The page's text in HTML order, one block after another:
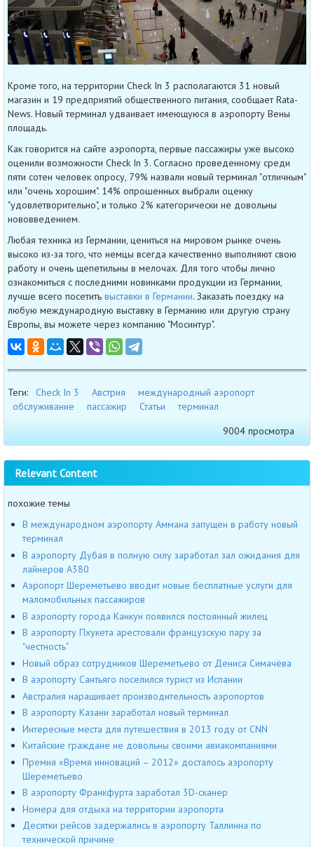
Кроме того, на территории Check In 3 располагаются 31 новый
магазин и 19 предприятий общественного питания, сообщает Rata-
News. Новый терминал удваивает имеющуюся в аэропорту Вены
площадь.
Как говорится на сайте аэропорта, первые пассажиры уже высоко
оценили возможности Check In 3. Согласно проведенному среди
пяти сотен человек опросу, 79% назвали новый терминал "отличным"
или "очень хорошим". 14% опрошенных выбрали оценку
"удовлетворительно", и только 2% категорически не довольны
нововведением.
Любая техника из Германии, цениться на мировом рынке очень
высоко из-за того, что немцы всегда качественно выполняют свою
работу и очень щепетильны в мелочах. Для того чтобы лично
ознакомиться с последними новинками продукции из Германии,
лучше всего посетить выставки в Германии. Заказать поездку на
любую международную выставку в Германию или другую страну
Европы, вы можете через компанию "Мосинтур".
Теги: Check In 3 Австрия
международный аэропорт
обслуживание
пассажир Статьи
терминал
9004 просмотра
Relevant Content
похожие темы
В международном аэропорту Аммана запущен в работу новый
терминал
В аэропорту Дубая в полную силу заработал зал ожидания для
лайнеров А380
Аэропорт Шереметьево вводит новые бесплатные услуги для
маломобильных пассажиров
В аэропорту города Канкун появился постоянный жилец
В аэропорту Пхукета арестовали французскую пару за
"честность"
Новый образ сотрудников Шереметьево от Дениса Симачёва
В аэропорту Сантьяго поселился турист из Испании
Австралия наращивает производительность аэропортов
В аэропорту Казани заработал новый терминал
Интересные места для путешествия в 2013 году от CNN
Китайские граждане не довольны своими авиакомпаниями
Премия «Время инноваций – 2012» досталось аэропорту
Шереметьево
В аэропорту Франкфурта заработал 3D-сканер
Номера для отдыха на территории аэропорта
Десятки рейсов задержались в аэропорту Таллинна по
технической причине